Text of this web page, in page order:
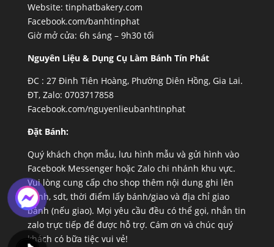
Website: tinphatbakery.com
Facebook.com/banhtinphat
Giờ mở cửa: 6h sáng – 9h30 tối
Nguyên Liệu & Dụng Cụ Làm Bánh Tín Phát
ĐC : 27 Đinh Tiên Hoàng, Phường Diên Hồng, Gia Lai.
ĐT, Zalo: 0703717858
Facebook.com/nguyenlieubanhtinphat
Đặt Bánh:
Quý khách chọn mẫu, lưu hình mẫu và gửi hình vào
Facebook Messenger hoặc Zalo chi nhánh khu vực.
Vui lòng cung cấp cho shop thêm nội dung ghi lên
bánh, sdt, thời điểm lấy bánh/giao và địa chỉ giao
bánh (nếu giao). Mọi yêu cầu đều có thể gọi, nhắn tin
zalo trực tiếp để được hỗ trợ. Cám ơn và chúc quý
khách có bữa tiệc vui vẻ!